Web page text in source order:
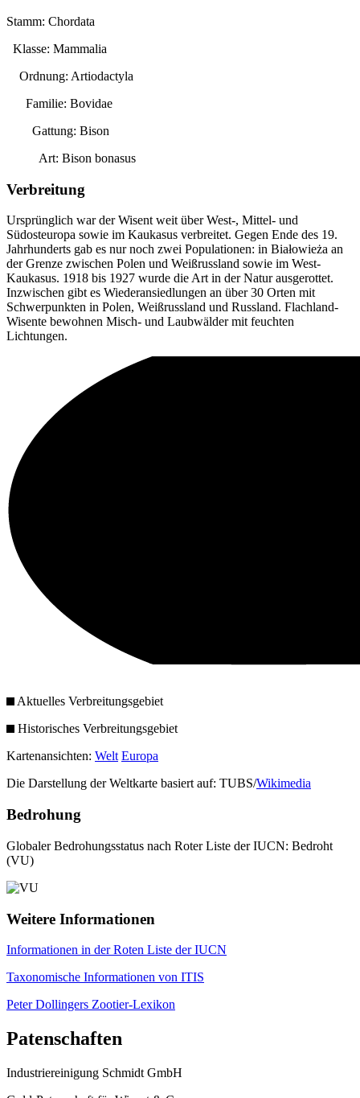
Stamm: Chordata
Klasse: Mammalia
Ordnung: Artiodactyla
Familie: Bovidae
Gattung: Bison
Art: Bison bonasus
Verbreitung
Ursprünglich war der Wisent weit über West-, Mittel- und
Südosteuropa sowie im Kaukasus verbreitet. Gegen Ende des 19.
Jahrhunderts gab es nur noch zwei Populationen: in Białowieża an
der Grenze zwischen Polen und Weißrussland sowie im West-
Kaukasus. 1918 bis 1927 wurde die Art in der Natur ausgerottet.
Inzwischen gibt es Wiederansiedlungen an über 30 Orten mit
Schwerpunkten in Polen, Weißrussland und Russland. Flachland-
Wisente bewohnen Misch- und Laubwälder mit feuchten
Lichtungen.
Aktuelles Verbreitungsgebiet
Historisches Verbreitungsgebiet
Kartenansichten: Welt Europa
Die Darstellung der Weltkarte basiert auf: TUBS/Wikimedia
Bedrohung
Globaler Bedrohungsstatus nach Roter Liste der IUCN: Bedroht
(VU)
Weitere Informationen
Informationen in der Roten Liste der IUCN
Taxonomische Informationen von ITIS
Peter Dollingers Zootier-Lexikon
Patenschaften
Industriereinigung Schmidt GmbH